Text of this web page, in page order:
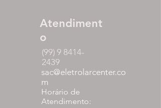
Atendiment
o
(99) 9 8414-
2439
sac@eletrolarcenter.co
m
Horário de
Atendimento: